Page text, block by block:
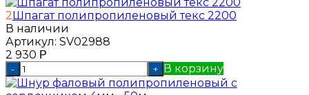
2Шпагат полипропиленовый текс 2200
В наличии
Артикул: SV02988
2 930 Р
- + В корзину